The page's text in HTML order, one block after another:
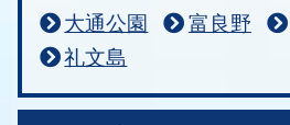
大通公園
富良野
礼文島